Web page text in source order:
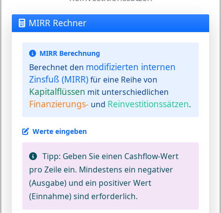
MIRR Rechner
MIRR Berechnung
Berechnet den modifizierten internen
Zinsfuß (MIRR)für eine Reihe von
Kapitalflüssen mit unterschiedlichen
Finanzierungs- und Reinvestitionssätzen.
Werte eingeben
Tipp: Geben Sie einen Cashflow-Wert
pro Zeile ein. Mindestens ein negativer
(Ausgabe) und ein positiver Wert
(Einnahme) sind erforderlich.